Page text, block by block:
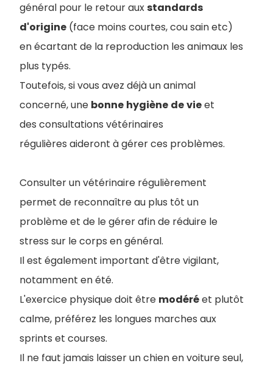
général pour le retour auxstandards
d'origine (face moins courtes, cou sain etc)
en écartant de la reproduction les animaux les
plus typés.
Toutefois, si vous avez déjà un animal
concerné, une bonne hygiène devieet
des consultations vétérinaires
régulières aideront à gérer ces problèmes.
Consulter un vétérinaire régulièrement
permet de reconnaître au plus tôt un
problème et de le gérer afin de réduire le
stress sur le corps en général.
Il est également important d'être vigilant,
notamment en été.
L'exercice physique doit être modéréet plutôt
calme, préférez les longues marches aux
sprints et courses.
Il ne faut jamais laisser un chien en voiture seul,